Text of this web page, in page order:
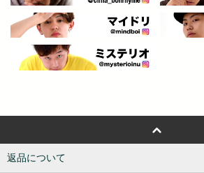
返品について